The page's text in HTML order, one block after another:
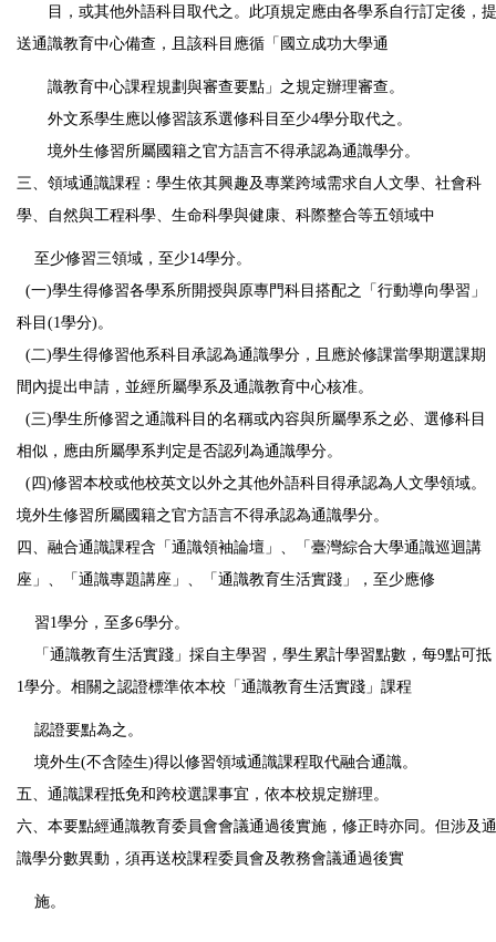
目，或其他外語科目取代之。此項規定應由各學系自行訂定後，提
送通識教育中心備查，且該科目應循「國立成功大學通
識教育中心課程規劃與審查要點」之規定辦理審查。
外文系學生應以修習該系選修科目至少4學分取代之。
境外生修習所屬國籍之官方語言不得承認為通識學分。
三、領域通識課程：學生依其興趣及專業跨域需求自人文學、社會科
學、自然與工程科學、生命科學與健康、科際整合等五領域中
至少修習三領域，至少14學分。
(一)學生得修習各學系所開授與原專門科目搭配之「行動導向學習」
科目(1學分)。
(二)學生得修習他系科目承認為通識學分，且應於修課當學期選課期
間內提出申請，並經所屬學系及通識教育中心核准。
(三)學生所修習之通識科目的名稱或內容與所屬學系之必、選修科目
相似，應由所屬學系判定是否認列為通識學分。
(四)修習本校或他校英文以外之其他外語科目得承認為人文學領域。
境外生修習所屬國籍之官方語言不得承認為通識學分。
四、融合通識課程含「通識領袖論壇」、「臺灣綜合大學通識巡迴講
座」、「通識專題講座」、「通識教育生活實踐」，至少應修
習1學分，至多6學分。
「通識教育生活實踐」採自主學習，學生累計學習點數，每9點可抵
1學分。相關之認證標準依本校「通識教育生活實踐」課程
認證要點為之。
境外生(不含陸生)得以修習領域通識課程取代融合通識。
五、通識課程抵免和跨校選課事宜，依本校規定辦理。
六、本要點經通識教育委員會會議通過後實施，修正時亦同。但涉及通
識學分數異動，須再送校課程委員會及教務會議通過後實
施。